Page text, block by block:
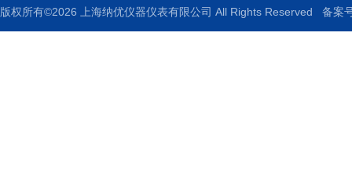
版权所有©2026 上海纳优仪器仪表有限公司 All Rights Reserved 备案